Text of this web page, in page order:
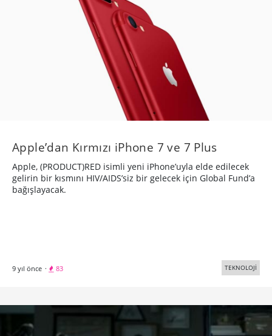
Apple’dan Kırmızı iPhone 7 ve 7 Plus
Apple, (PRODUCT)RED isimli yeni iPhone’uyla elde edilecek
gelirin bir kısmını HIV/AIDS’siz bir gelecek için Global Fund’a
bağışlayacak.
9 yıl önce · 83 TEKNOLOJİ